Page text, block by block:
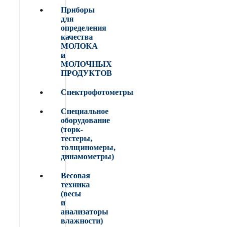
Приборы
для
определения
качества
МОЛОКА
и
МОЛОЧНЫХ
ПРОДУКТОВ
Спектрофотометры
Специальное
оборудование
(торк-
тестеры,
толщиномеры,
динамометры)
Весовая
техника
(весы
и
анализаторы
влажности)